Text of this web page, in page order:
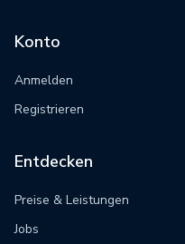
Konto
Anmelden
Registrieren
Entdecken
Preise & Leistungen
Jobs